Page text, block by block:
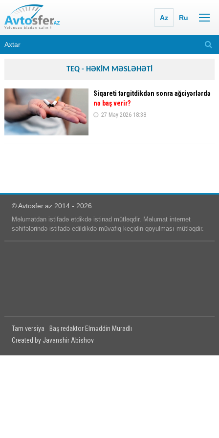
Az Ru
TEQ - HƏKİM MƏSLƏHƏTİ
Siqareti tərgitdikdən sonra ağciyərlərdə
nə baş verir?
27 May 2026 18:38
© Avtosfer.az 2014 - 2026
Məlumatdan istifadə etdikdə istinad mütləqdir. Məlumat internet
səhifələrində istifadə edildikdə müvafiq keçidin qoyulması mütləqdir.
Tam versiya
Baş redaktor Elməddin Muradlı
Created by Javanshir Abishov